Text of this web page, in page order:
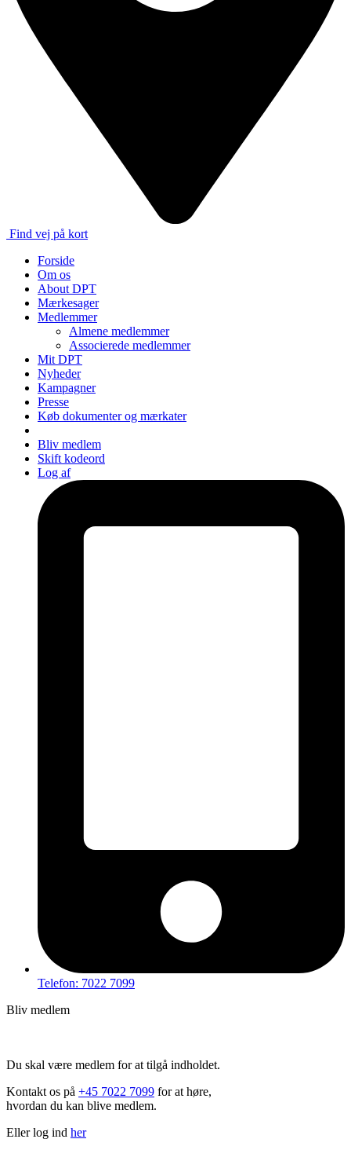
Find vej på kort
Forside
Om os
About DPT
Mærkesager
Medlemmer
Almene medlemmer
Associerede medlemmer
Mit DPT
Nyheder
Kampagner
Presse
Køb dokumenter og mærkater
Bliv medlem
Skift kodeord
Log af
Telefon: 7022 7099
Bliv medlem
Du skal være medlem for at tilgå indholdet.
Kontakt os på +45 7022 7099 for at høre,
hvordan du kan blive medlem.
Eller log ind her